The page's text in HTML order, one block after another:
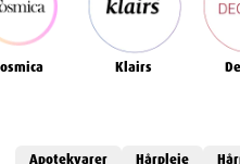
Klairs
Apotekvarer Hårpleie